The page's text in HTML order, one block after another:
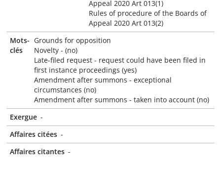
Appeal 2020 Art 013(1)
Rules of procedure of the Boards of
Appeal 2020 Art 013(2)
Mots-
clés
Grounds for opposition
Novelty - (no)
Late-filed request - request could have been filed in
first instance proceedings (yes)
Amendment after summons - exceptional
circumstances (no)
Amendment after summons - taken into account (no)
Exergue -
Affaires citées -
Affaires citantes -